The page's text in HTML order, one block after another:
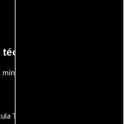
y general
.
The Wrath of Vajra fué